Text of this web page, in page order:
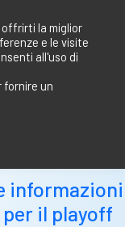
informazioni
il playoff
offrirti la miglior
e le visite
all'uso di
fornire un